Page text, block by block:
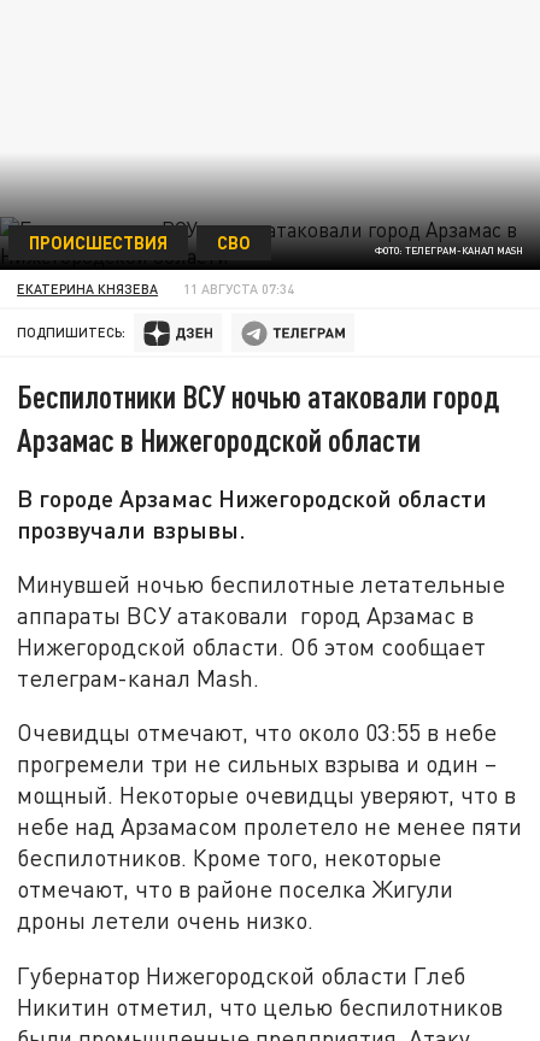
ФОТО: ТЕЛЕГРАМ-КАНАЛ MASH
ПРОИСШЕСТВИЯ СВО
ЕКАТЕРИНА КНЯЗЕВА 11 АВГУСТА 07:34
ПОДПИШИТЕСЬ:
Беспилотники ВСУ ночью атаковали город
Арзамас в Нижегородской области
В городе Арзамас Нижегородской области
прозвучали взрывы.
Минувшей ночью беспилотные летательные
аппараты ВСУ атаковали город Арзамас в
Нижегородской области. Об этом сообщает
телеграм-канал Mash.
Очевидцы отмечают, что около 03:55 в небе
прогремели три не сильных взрыва и один –
мощный. Некоторые очевидцы уверяют, что в
небе над Арзамасом пролетело не менее пяти
беспилотников. Кроме того, некоторые
отмечают, что в районе поселка Жигули
дроны летели очень низко.
Губернатор Нижегородской области Глеб
Никитин отметил, что целью беспилотников